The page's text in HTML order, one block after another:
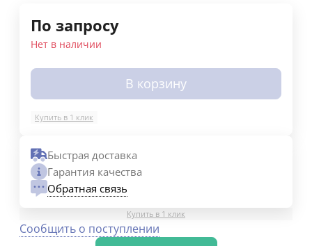
По запросу
Нет в наличии
В корзину
Купить в 1 клик
Быстрая доставка
Гарантия качества
Обратная связь
Купить в 1 клик
Сообщить о поступлении